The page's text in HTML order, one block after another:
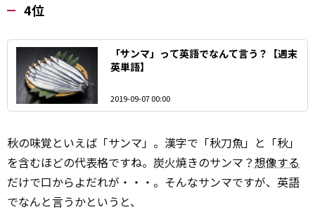
4位
「サンマ」って英語でなんて言う？【週末
英単語】
2019-09-07 00:00
秋の味覚といえば「サンマ」。漢字で「秋刀魚」と「秋」
を含むほどの代表格ですね。炭火焼きのサンマ？想像する
だけで口からよだれが・・・。そんなサンマですが、英語
でなんと言うかというと、